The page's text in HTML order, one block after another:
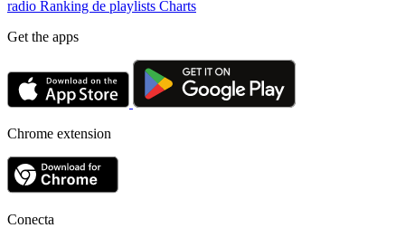
radio Ranking de playlists Charts
Get the apps
Chrome extension
Conecta